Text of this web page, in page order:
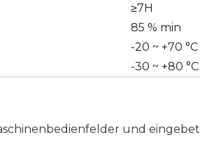
≥7H
85 % min
-20 ~ +70 °C
-30 ~ +80 °C
und